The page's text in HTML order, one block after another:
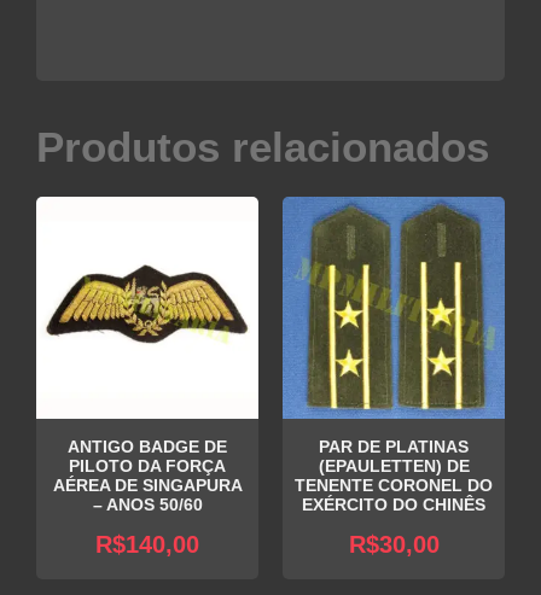
Produtos relacionados
ANTIGO BADGE DE
PILOTO DA FORÇA
AÉREA DE SINGAPURA
– ANOS 50/60
R$140,00
PAR DE PLATINAS
(EPAULETTEN) DE
TENENTE CORONEL DO
EXÉRCITO DO CHINÊS
R$30,00